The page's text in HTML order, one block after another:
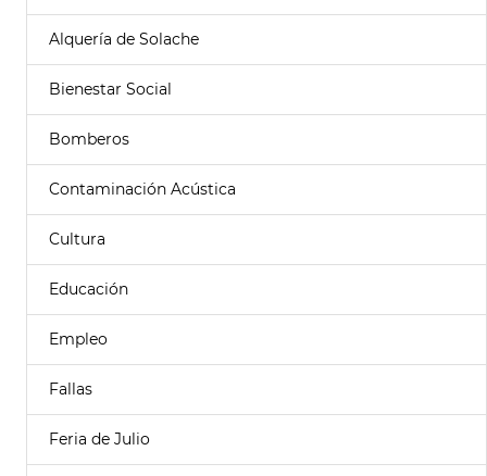
Alquería de Solache
Bienestar Social
Bomberos
Contaminación Acústica
Cultura
Educación
Empleo
Fallas
Feria de Julio